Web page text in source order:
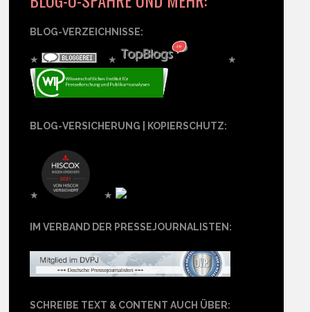
BLOG-VERZEICHNISSE:
★ ★ ★
BLOG-VERSICHERUNG | KOPIERSCHUTZ:
★ ★
IM VERBAND DER PRESSEJOURNALISTEN:
SCHREIBE TEXT & CONTENT AUCH ÜBER: